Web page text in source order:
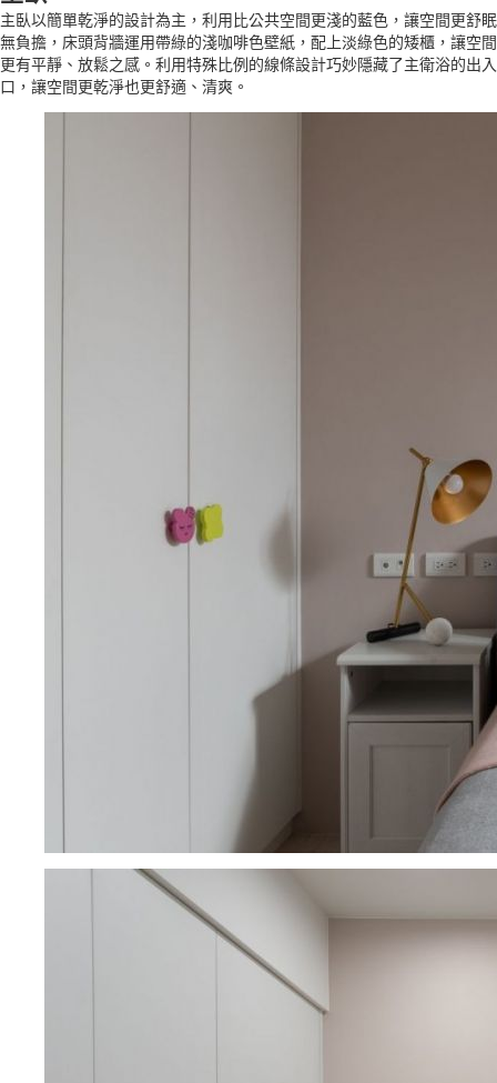
主臥以簡單乾淨的設計為主，利用比公共空間更淺的藍色，讓空間更舒眠
無負擔，床頭背牆運用帶綠的淺咖啡色壁紙，配上淡綠色的矮櫃，讓空間
更有平靜、放鬆之感。利用特殊比例的線條設計巧妙隱藏了主衛浴的出入
口，讓空間更乾淨也更舒適、清爽。